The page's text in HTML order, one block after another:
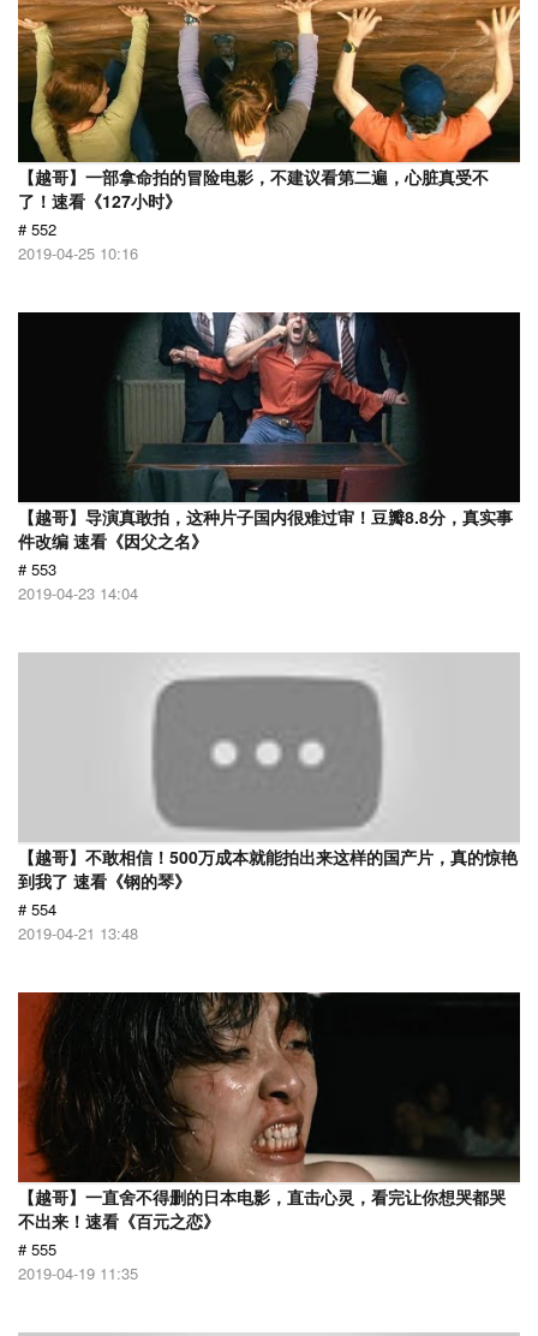
【越哥】一部拿命拍的冒险电影，不建议看第二遍，心脏真受不
了！速看《127小时》
# 552
2019-04-25 10:16
【越哥】导演真敢拍，这种片子国内很难过审！豆瓣8.8分，真实事
件改编 速看《因父之名》
# 553
2019-04-23 14:04
【越哥】不敢相信！500万成本就能拍出来这样的国产片，真的惊艳
到我了 速看《钢的琴》
# 554
2019-04-21 13:48
【越哥】一直舍不得删的日本电影，直击心灵，看完让你想哭都哭
不出来！速看《百元之恋》
# 555
2019-04-19 11:35